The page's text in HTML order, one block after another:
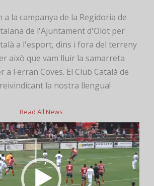
a la campanya de la Regidoria de
de l'Ajuntament d'Olot per
a l'esport, dins i fora del terreny
això que vam lluir la samarreta
a Ferran Coves. El Club Català de
la nostra llengua!
Read All News